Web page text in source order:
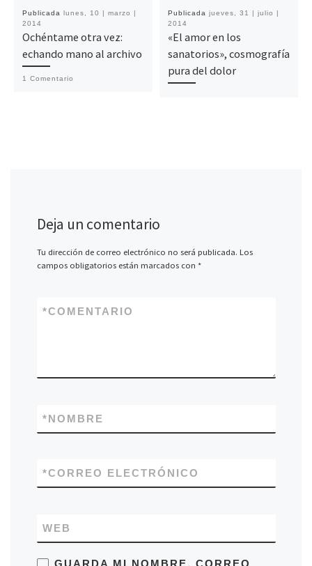
Publicada
lunes, 10 | marzo |
2014
Ochéntame otra vez:
echando mano al archivo
1 Comentario
Publicada jueves, 31 | julio |
2014
«El amor en los
sanatorios», cosmografía
pura del dolor
Deja un comentario
Tu dirección de correo electrónico no será publicada. Los
campos obligatorios están marcados con *
COMENTARIO
*
NOMBRE
*
CORREO ELECTRÓNICO
*
WEB